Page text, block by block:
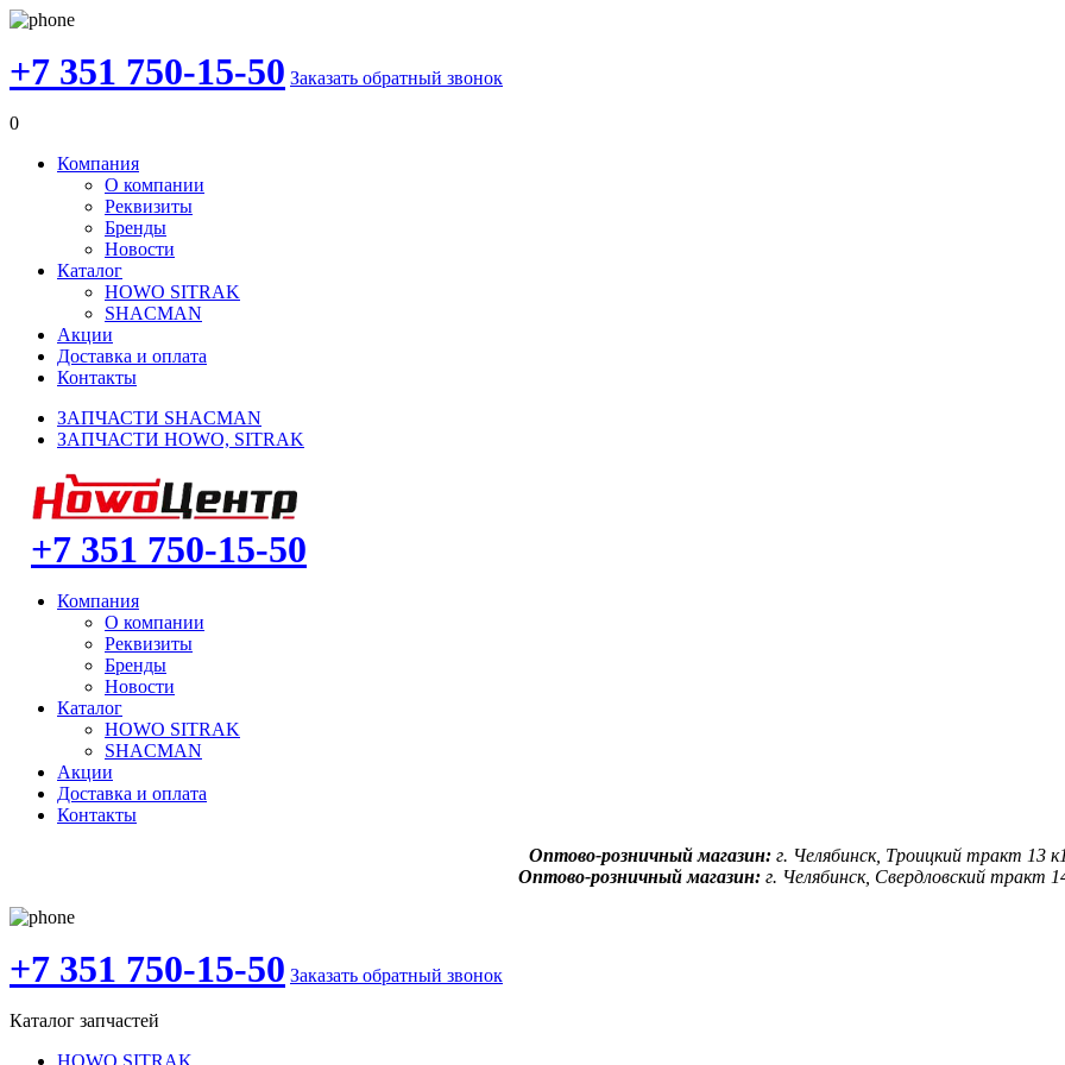
+7 351 750-15-50 Заказать обратный звонок
0
Компания
О компании
Реквизиты
Бренды
Новости
Каталог
HOWO SITRAK
SHACMAN
Акции
Доставка и оплата
Контакты
ЗАПЧАСТИ SHACMAN
ЗАПЧАСТИ HOWO, SITRAK
+7 351 750-15-50
Компания
О компании
Реквизиты
Бренды
Новости
Каталог
HOWO SITRAK
SHACMAN
Акции
Доставка и оплата
Контакты
Оптово-розничный магазин: г. Челябинск, Троицкий тракт 13
Оптово-розничный магазин:г. Челябинск, Свердловский тракт
+7 351 750-15-50 Заказать обратный звонок
Каталог запчастей
HOWO SITRAK